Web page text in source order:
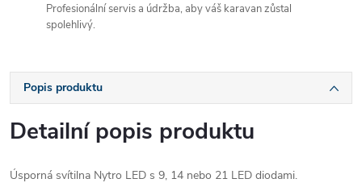
Profesionální servis a údržba, aby váš karavan zůstal
spolehlivý.
Popis produktu
Detailní popis produktu
Úsporná svítilna Nytro LED s 9, 14 nebo 21 LED diodami.